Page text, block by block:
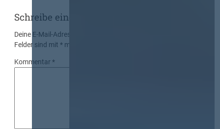
Schreibe einen Kommentar
Deine E-Mail-Adresse wird nicht veröffentlicht.
Felder sind mit* markiert
Kommentar*